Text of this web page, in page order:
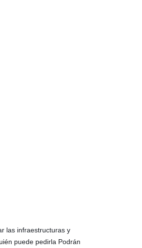
las infraestructuras y
puede pedirla Podrán